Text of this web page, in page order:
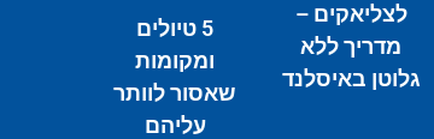
לצליאקים –
מדריך ללא
גלוטן באיסלנד
5 טיולים
ומקומות
שאסור לוותר
עליהם